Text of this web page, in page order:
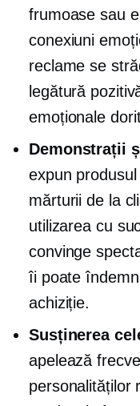
frumoase sau
conexiuni
reclame se
legătură
emoționale
Demonstrații
expun
mărturii de la
utilizarea cu
convinge
îi poate
achiziție.
Susținerea
apelează
personalităților